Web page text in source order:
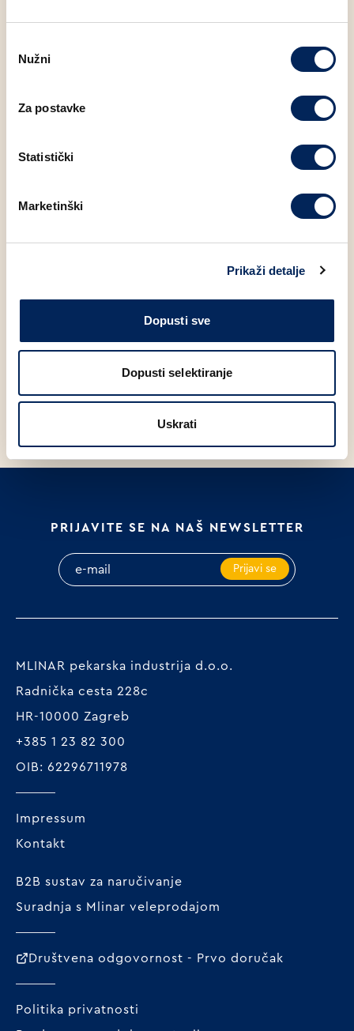
pristanka
Nužni
Za postavke
Statistički
Marketinški
Prikaži detalje
Dopusti sve
Dopusti selektiranje
Uskrati
Moglo bi Vas zanimati
MLINAR TOAST INTEGRALNI
CHIA KRUH PAK 400g
IP V
PRIJAVITE SE NA NAŠ NEWSLETTER
Prijavi se
MLINAR pekarska industrija d.o.o.
Radnička cesta 228c
HR-10000 Zagreb
+385 1 23 82 300
OIB: 62296711978
Impressum
Kontakt
B2B sustav za naručivanje
Suradnja s Mlinar veleprodajom
Društvena odgovornost - Prvo doručak
Politika privatnosti